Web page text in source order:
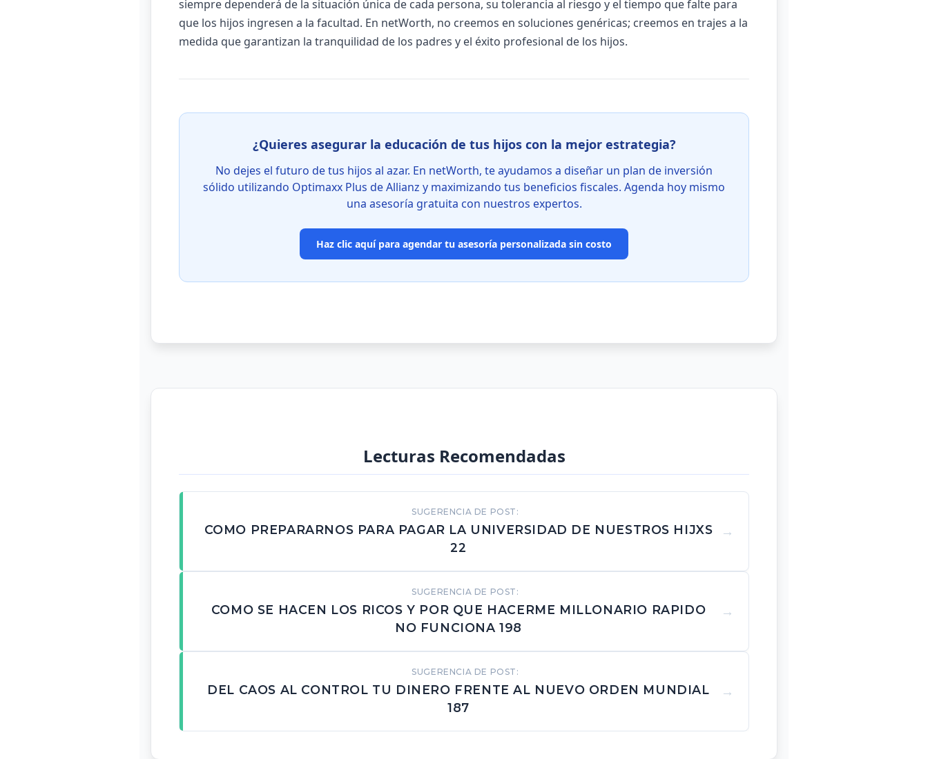
siempre dependerá de la situación única de cada persona, su tolerancia al riesgo y el tiempo que falte para
que los hijos ingresen a la facultad. En netWorth, no creemos en soluciones genéricas; creemos en trajes a la
medida que garantizan la tranquilidad de los padres y el éxito profesional de los hijos.
¿Quieres asegurar la educación de tus hijos con la mejor estrategia?
No dejes el futuro de tus hijos al azar. En netWorth, te ayudamos a diseñar un plan de inversión
sólido utilizando Optimaxx Plus de Allianz y maximizando tus beneficios fiscales. Agenda hoy mismo
una asesoría gratuita con nuestros expertos.
Haz clic aquí para agendar tu asesoría personalizada sin costo
Lecturas Recomendadas
SUGERENCIA DE POST:
COMO PREPARARNOS PARA PAGAR LA UNIVERSIDAD DE NUESTROS HIJXS
22
SUGERENCIA DE POST:
COMO SE HACEN LOS RICOS Y POR QUE HACERME MILLONARIO RAPIDO
NO FUNCIONA 198
SUGERENCIA DE POST:
DEL CAOS AL CONTROL TU DINERO FRENTE AL NUEVO ORDEN MUNDIAL
187